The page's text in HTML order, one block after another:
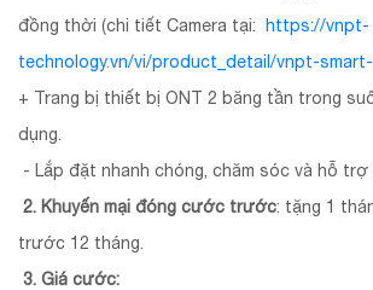
đồng thời (chi tiết Camera tại:
https://vnpt-
technology.vn/vi/product_detail/vnpt-
+ Trang bị thiết bị ONT 2 băng tần trong
dụng.
- Lắp đặt nhanh chóng, chăm sóc và hỗ trợ
2. Khuyến mại đóng cước trước: tặng 1
trước 12 tháng.
3. Giá cước: